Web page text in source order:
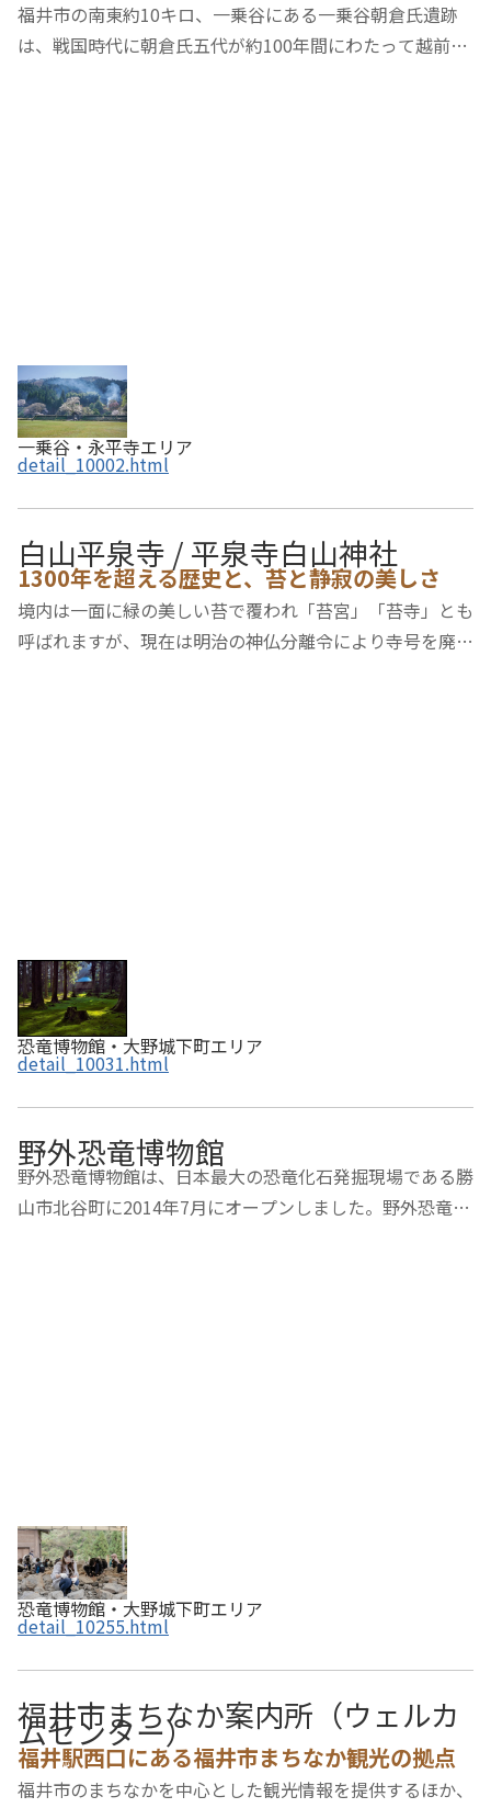
福井市の南東約10キロ、一乗谷にある一乗谷朝倉氏遺跡
は、戦国時代に朝倉氏五代が約100年間にわたって越前の
一乗谷・永平寺エリア
detail_10002.html
白山平泉寺 / 平泉寺白山神社
1300年を超える歴史と、苔と静寂の美しさ
境内は一面に緑の美しい苔で覆われ「苔宮」「苔寺」とも
呼ばれますが、現在は明治の神仏分離令により寺号を廃止
恐竜博物館・大野城下町エリア
detail_10031.html
野外恐竜博物館
野外恐竜博物館は、日本最大の恐竜化石発掘現場である勝
山市北谷町に2014年7月にオープンしました。野外恐竜博
恐竜博物館・大野城下町エリア
detail_10255.html
福井市まちなか案内所（ウェルカ
ムセンター）
福井駅西口にある福井市まちなか観光の拠点
福井市のまちなかを中心とした観光情報を提供するほか、